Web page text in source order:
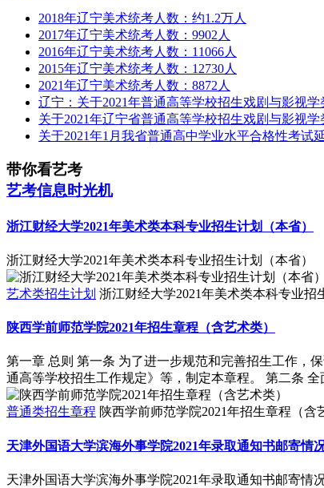
2018年辽宁美术统考人数：约1.2万人
2017年辽宁美术统考人数：9902人
2016年辽宁美术统考人数：11066人
2015年辽宁美术统考人数：12730人
2021年辽宁美术统考人数：8872人
辽宁：关于2021年普通高等学校招生戏剧与影视
关于2021年辽宁省普通高等学校招生戏剧与影视
关于2021年1月我省普通高中学业水平合格性考试
带你看艺考
艺考信息时光机
浙江财经大学2021年美术类本科专业招生计划（本省）
浙江财经大学2021年美术类本科专业招生计划（本省）
艺术类招生计划 浙江财经大学2021年美术类本科专业招
陕西学前师范学院2021年招生章程（含艺术类）
第一章 总则 第一条 为了进一步规范和完善招生工作，
通高等学校招生工作规定》等，制定本章程。 第二条
普通类招生章程 陕西学前师范学院2021年招生章程（含
天津外国语大学滨海外事学院2021年录取通知书邮寄情况
天津外国语大学滨海外事学院2021年录取通知书邮寄情况